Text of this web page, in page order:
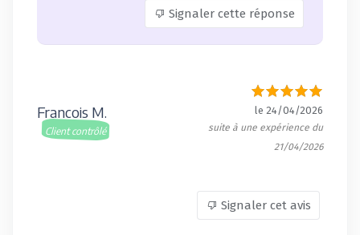
Signaler cette réponse
Francois M.
Client contrôlé
le 24/04/2026
suite à une expérience du
21/04/2026
Signaler cet avis